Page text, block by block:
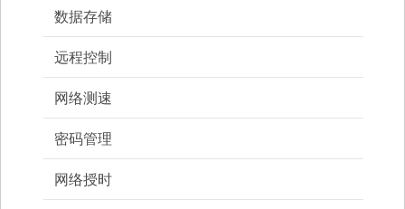
数据存储
远程控制
网络测速
密码管理
网络授时